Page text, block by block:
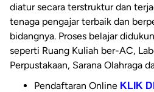
diatur secara terstruktur dan
tenaga pengajar terbaik dan
bidangnya. Proses belajar
seperti Ruang Kuliah ber-AC,
Perpustakaan, Sarana Olahraga
Pendaftaran Online KLIK